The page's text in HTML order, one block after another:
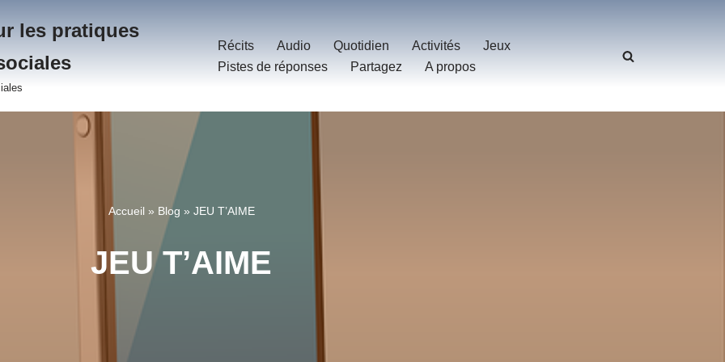
les pratiques
Récits Audio Quotidien Activités
Jeux
Pistes de réponses
Partagez A propos
Accueil » Blog » JEU T’AIME
JEU T’AIME